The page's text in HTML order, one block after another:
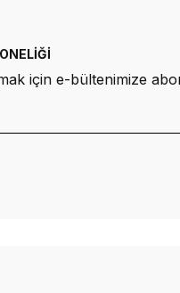
için e-bültenimize